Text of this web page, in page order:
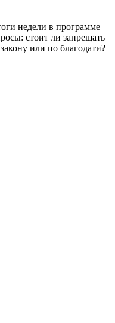
недели в программе
стоит ли запрещать
или по благодати?